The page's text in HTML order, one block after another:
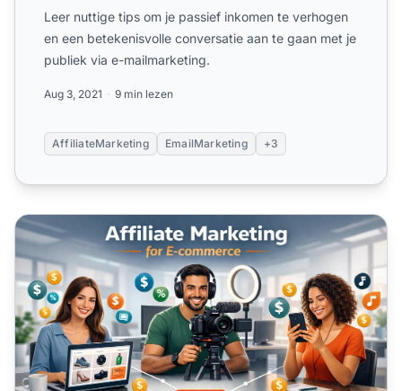
Leer nuttige tips om je passief inkomen te verhogen
en een betekenisvolle conversatie aan te gaan met je
publiek via e-mailmarketing.
Aug 3, 2021 9 min lezen
AffiliateMarketing EmailMarketing +3
Hoe affiliate marketing uw e-commercebedrijf kan helpen